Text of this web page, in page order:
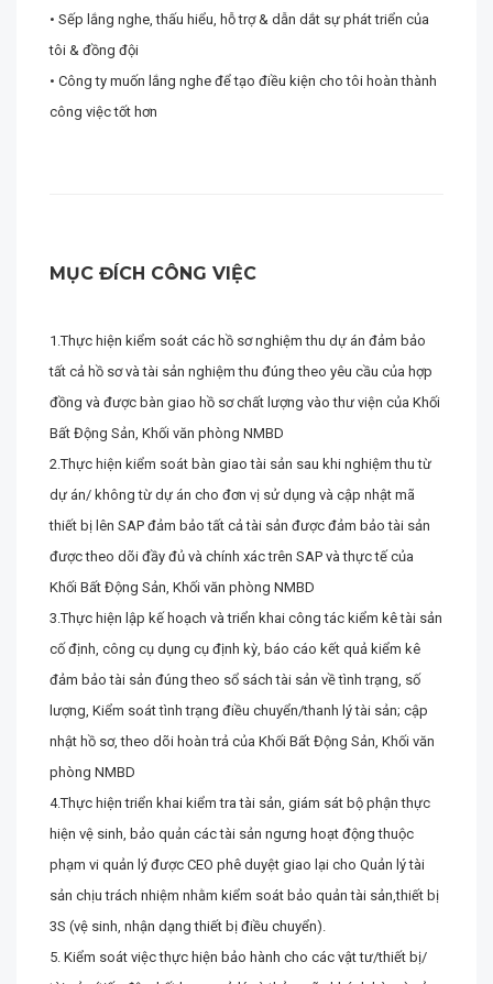
• Sếp lắng nghe, thấu hiểu, hỗ trợ & dẫn dắt sự phát triển của
tôi & đồng đội
• Công ty muốn lắng nghe để tạo điều kiện cho tôi hoàn thành
công việc tốt hơn
MỤC ĐÍCH CÔNG VIỆC
1.Thực hiện kiểm soát các hồ sơ nghiệm thu dự án đảm bảo
tất cả hồ sơ và tài sản nghiệm thu đúng theo yêu cầu của hợp
đồng và được bàn giao hồ sơ chất lượng vào thư viện của Khối
Bất Động Sản, Khối văn phòng NMBD
2.Thực hiện kiểm soát bàn giao tài sản sau khi nghiệm thu từ
dự án/ không từ dự án cho đơn vị sử dụng và cập nhật mã
thiết bị lên SAP đảm bảo tất cả tài sản được đảm bảo tài sản
được theo dõi đầy đủ và chính xác trên SAP và thực tế của
Khối Bất Động Sản, Khối văn phòng NMBD
3.Thực hiện lập kế hoạch và triển khai công tác kiểm kê tài sản
cố định, công cụ dụng cụ định kỳ, báo cáo kết quả kiểm kê
đảm bảo tài sản đúng theo sổ sách tài sản về tình trạng, số
lượng, Kiểm soát tình trạng điều chuyển/thanh lý tài sản; cập
nhật hồ sơ, theo dõi hoàn trả của Khối Bất Động Sản, Khối văn
phòng NMBD
4.Thực hiện triển khai kiểm tra tài sản, giám sát bộ phận thực
hiện vệ sinh, bảo quản các tài sản ngưng hoạt động thuộc
phạm vi quản lý được CEO phê duyệt giao lại cho Quản lý tài
sản chịu trách nhiệm nhằm kiểm soát bảo quản tài sản,thiết bị
3S (vệ sinh, nhận dạng thiết bị điều chuyển).
5. Kiểm soát việc thực hiện bảo hành cho các vật tư/thiết bị/